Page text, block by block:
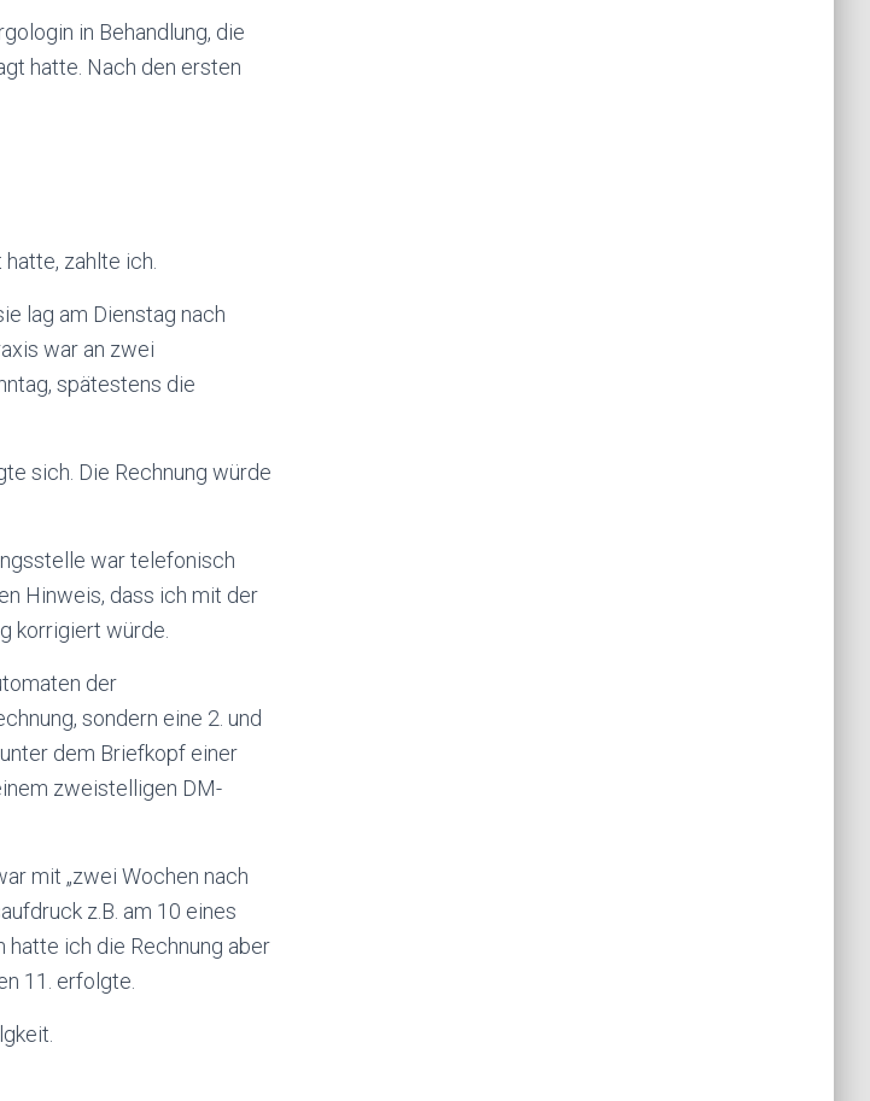
in Behandlung, die
hatte. Nach den ersten
zahlte ich.
lag am Dienstag nach
war an zwei
spätestens die
sich. Die Rechnung würde
war telefonisch
Hinweis, dass ich mit der
korrigiert würde.
der
sondern eine 2. und
dem Briefkopf einer
zweistelligen DM-
mit „zwei Wochen nach
z.B. am 10 eines
ich die Rechnung aber
11. erfolgte.